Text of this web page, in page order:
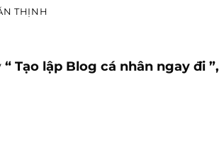
THỊNH
“ Tạo lập Blog cá nhân ngay đi ”,